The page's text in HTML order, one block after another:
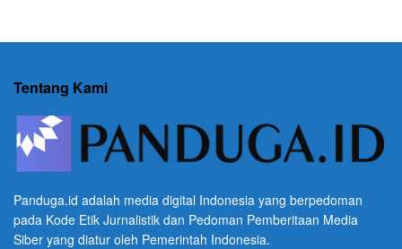
Tentang Kami
Panduga.id adalah media digital Indonesia yang berpedoman
pada Kode Etik Jurnalistik dan Pedoman Pemberitaan Media
Siber yang diatur oleh Pemerintah Indonesia.